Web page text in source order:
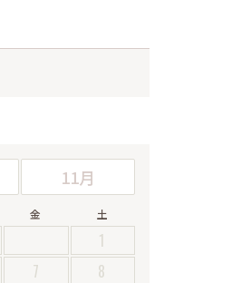
11月
金 土
1
7
8